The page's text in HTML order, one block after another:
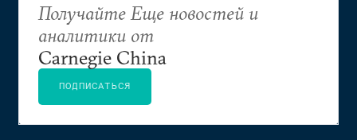
Получайте Еще новостей и
аналитики от
Carnegie China
ПОДПИСАТЬСЯ